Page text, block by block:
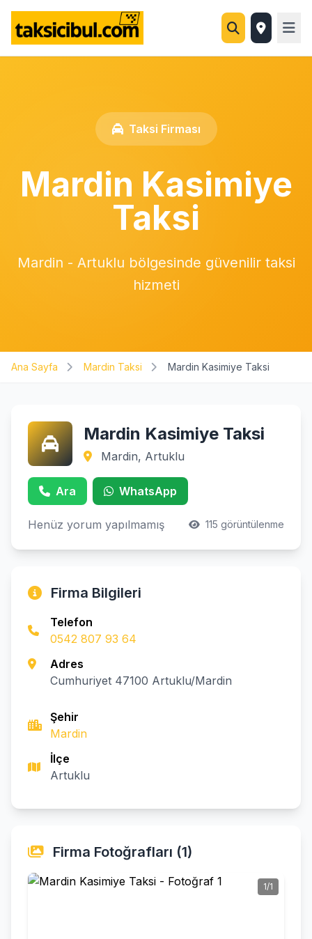
Taksi Firması
Mardin Kasimiye
Taksi
Mardin - Artuklu bölgesinde güvenilir taksi
hizmeti
Ana Sayfa Mardin Taksi Mardin Kasimiye Taksi
Mardin Kasimiye Taksi
Mardin, Artuklu
Ara WhatsApp
Henüz yorum yapılmamış 115 görüntülenme
Firma Bilgileri
Telefon
0542 807 93 64
Adres
Cumhuriyet 47100 Artuklu/Mardin
Şehir
Mardin
İlçe
Artuklu
Firma Fotoğrafları (1)
1/1